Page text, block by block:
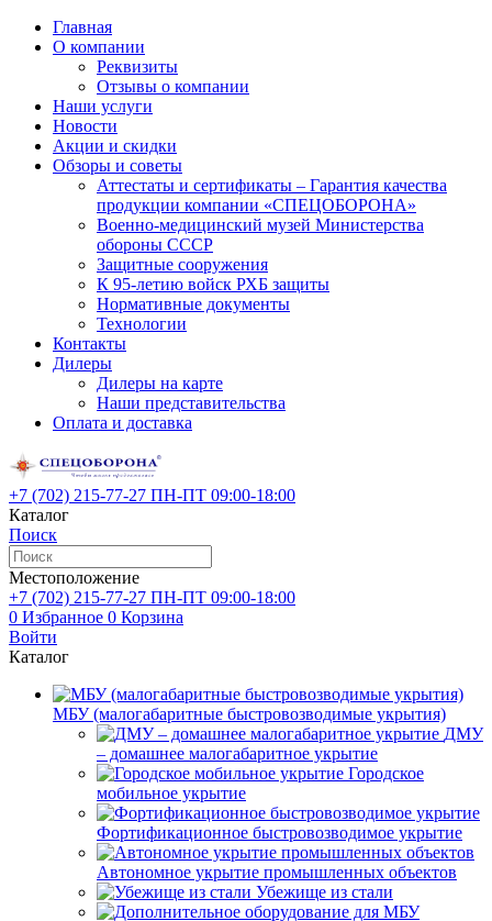
Главная
О компании
Реквизиты
Отзывы о компании
Наши услуги
Новости
Акции и скидки
Обзоры и советы
Аттестаты и сертификаты – Гарантия качества
продукции компании «СПЕЦОБОРОНА»
Военно-медицинский музей Министерства
обороны СССР
Защитные сооружения
К 95-летию войск РХБ защиты
Нормативные документы
Технологии
Контакты
Дилеры
Дилеры на карте
Наши представительства
Оплата и доставка
+7 (702) 215-77-27 ПН-ПТ 09:00-18:00
Каталог
Поиск
Местоположение
+7 (702) 215-77-27 ПН-ПТ 09:00-18:00
0 Избранное 0 Корзина
Войти
Каталог
МБУ (малогабаритные быстровозводимые укрытия)
ДМУ
– домашнее малогабаритное укрытие
Городское
мобильное укрытие
Фортификационное быстровозводимое укрытие
Автономное укрытие промышленных объектов
Убежище из стали